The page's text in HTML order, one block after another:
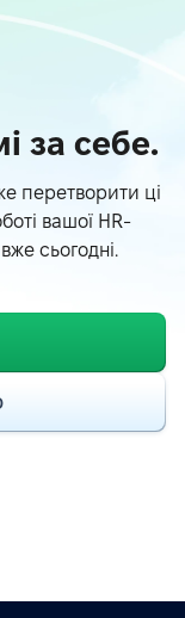
за себе.
перетворити ці
вашої HR-
сьогодні.